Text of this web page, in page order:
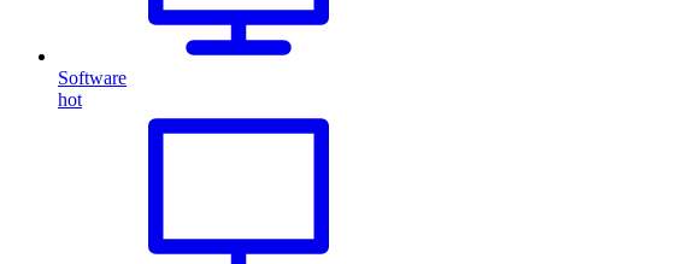
Software
hot